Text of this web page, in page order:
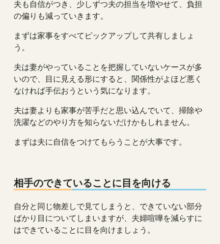
夫も自信がつき、少しずつ夫の担当を増やせて、負担
の偏りも減っていきます。
まずは家事をすべてピックアップして共有しましょ
う。
夫は妻がやっていることを把握していないケースが多
いので、目に見える形にすると、関係性がよほど悪く
なければ手伝おうという気になります。
夫は妻よりも家事が苦手だと思い込んでいて、掃除や
洗濯などのやり方を知らないだけかもしれません。
まずは夫に自信をつけてもらうことが大事です。
相手のできていることに目を向ける
自分と同じ物差しで見てしまうと、できていない部分
ばかり目についてしまいますが、夫婦喧嘩を減らすに
はできていることに目を向けましょう。